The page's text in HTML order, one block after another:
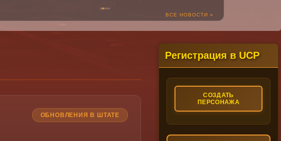
ВСЕ НОВОСТИ »
ОБНОВЛЕНИЯ В ШТАТЕ
Регистрация в UCP
СОЗДАТЬ
ПЕРСОНАЖА